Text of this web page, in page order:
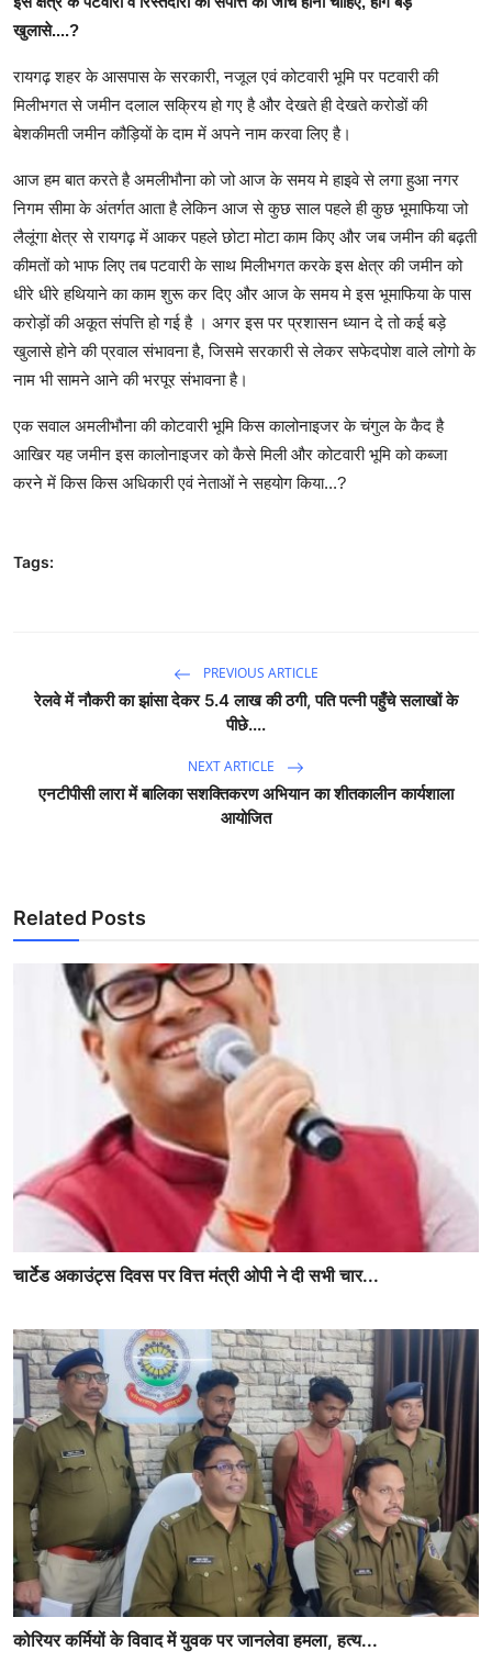
खुलासे....?
रायगढ़ शहर के आसपास के सरकारी, नजूल एवं कोटवारी भूमि पर पटवारी की
मिलीभगत से जमीन दलाल सक्रिय हो गए है और देखते ही देखते करोडों की
बेशकीमती जमीन कौड़ियों के दाम में अपने नाम करवा लिए है।
आज हम बात करते है अमलीभौना को जो आज के समय मे हाइवे से लगा हुआ नगर
निगम सीमा के अंतर्गत आता है लेकिन आज से कुछ साल पहले ही कुछ भूमाफिया जो
लैलूंगा क्षेत्र से रायगढ़ में आकर पहले छोटा मोटा काम किए और जब जमीन की बढ़ती
कीमतों को भाफ लिए तब पटवारी के साथ मिलीभगत करके इस क्षेत्र की जमीन को
धीरे धीरे हथियाने का काम शुरू कर दिए और आज के समय मे इस भूमाफिया के पास
करोड़ों की अकूत संपत्ति हो गई है । अगर इस पर प्रशासन ध्यान दे तो कई बड़े
खुलासे होने की प्रवाल संभावना है, जिसमे सरकारी से लेकर सफेदपोश वाले लोगो के
नाम भी सामने आने की भरपूर संभावना है।
एक सवाल अमलीभौना की कोटवारी भूमि किस कालोनाइजर के चंगुल के कैद है
आखिर यह जमीन इस कालोनाइजर को कैसे मिली और कोटवारी भूमि को कब्जा
करने में किस किस अधिकारी एवं नेताओं ने सहयोग किया...?
Tags:
PREVIOUS ARTICLE
रेलवे में नौकरी का झांसा देकर 5.4 लाख की ठगी, पति पत्नी पहुँचे सलाखों के
पीछे....
NEXT ARTICLE
एनटीपीसी लारा में बालिका सशक्तिकरण अभियान का शीतकालीन कार्यशाला
आयोजित
Related Posts
चार्टेड अकाउंट्स दिवस पर वित्त मंत्री ओपी ने दी सभी चार...
कोरियर कर्मियों के विवाद में युवक पर जानलेवा हमला, हत्य...